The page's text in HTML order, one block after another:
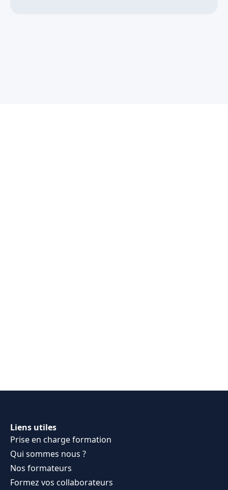
Liens utiles
Prise en charge formation
Qui sommes nous ?
Nos formateurs
Formez vos collaborateurs